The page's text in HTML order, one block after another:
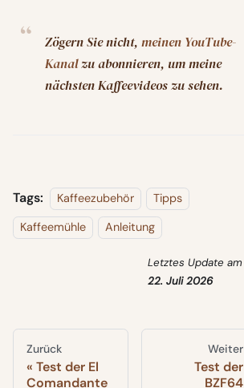
Zögern Sie nicht, meinen YouTube-
Kanalzu abonnieren, um meine
nächsten Kaffeevideos zu sehen.
Tags: Kaffeezubehör
Tipps
Kaffeemühle
Anleitung
Letztes Update am
22. Juli 2026
Zurück
Test der El
Comandante
Weiter
Test der
BZF64